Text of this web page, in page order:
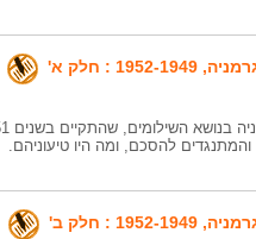
: חלק א'
להסכם, ומה היו טיעוניהם.
: חלק ב'